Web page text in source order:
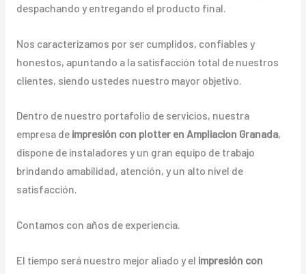
despachando y entregando el producto final.
Nos caracterizamos por ser cumplidos, confiables y
honestos, apuntando a la satisfacción total de nuestros
clientes, siendo ustedes nuestro mayor objetivo.
Dentro de nuestro portafolio de servicios, nuestra
empresa de impresión con plotter en Ampliacion Granada,
dispone de instaladores y un gran equipo de trabajo
brindando amabilidad, atención, y un alto nivel de
satisfacción.
Contamos con años de experiencia.
El tiempo será nuestro mejor aliado y el impresión con